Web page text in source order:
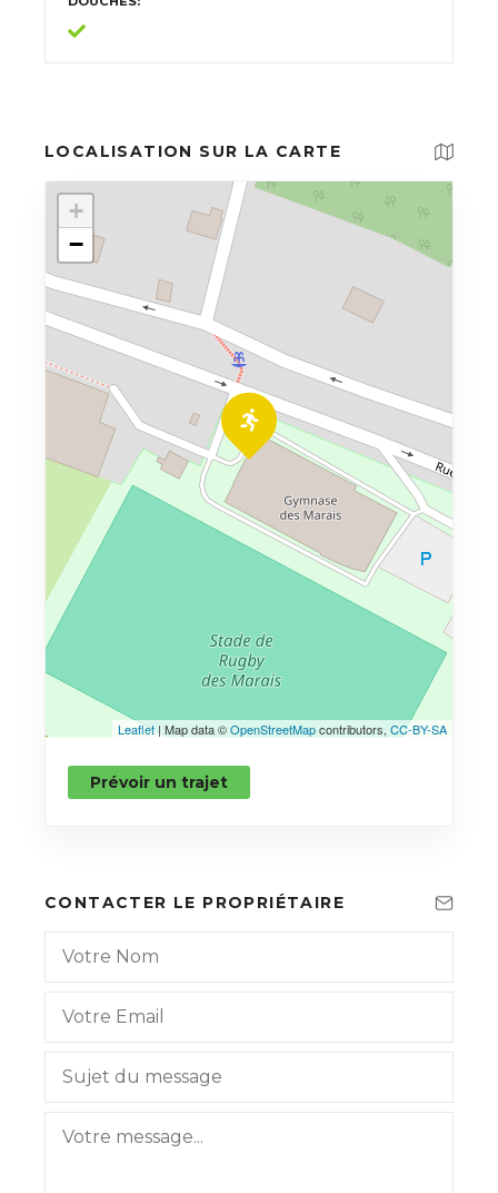
LOCALISATION SUR LA CARTE
+
−
Leaflet| Map data ©OpenStreetMapcontributors, CC-BY-SA
Prévoir un trajet
CONTACTER LE PROPRIÉTAIRE